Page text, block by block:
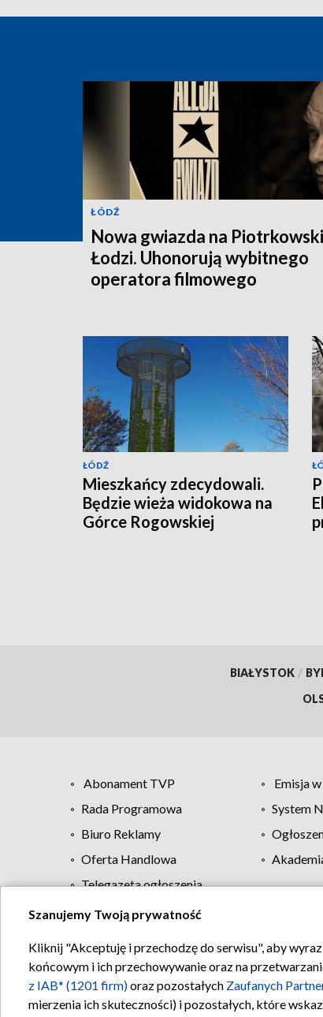
ŁÓDŹ
Nowa gwiazda na
Łodzi. Uhonorują wybitnego
operatora filmowego
ŁÓDŹ
Mieszkańcy zdecydowali.
Będzie wieża widokowa na
Górce Rogowskiej
BIAŁYSTOK /
Abonament TVP Emisja
Rada Programowa
System
Biuro Reklamy
Oferta Handlowa
Telegazeta ogłoszenia
Regulamin
Szanujemy Twoją prywatność
Kliknij "Akceptuję i przechodzę do serwisu", aby
końcowym i ich przechowywanie oraz na
z IAB* (1201 firm)oraz pozostałych Zaufanych
mierzenia ich skuteczności) i pozostałych, które